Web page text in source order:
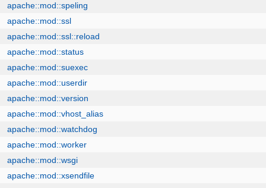
apache::mod::speling
apache::mod::ssl
apache::mod::ssl::reload
apache::mod::status
apache::mod::suexec
apache::mod::userdir
apache::mod::version
apache::mod::vhost_alias
apache::mod::watchdog
apache::mod::worker
apache::mod::wsgi
apache::mod::xsendfile